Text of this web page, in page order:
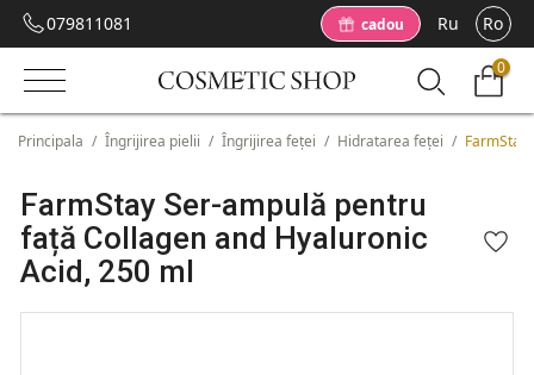
079811081 cadou Ru Ro
0
Principala / Îngrijirea pielii / Îngrijirea feței / Hidratarea feței /
FarmStay Ser-ampulă pentru
față Collagen and Hyaluronic
Acid, 250 ml